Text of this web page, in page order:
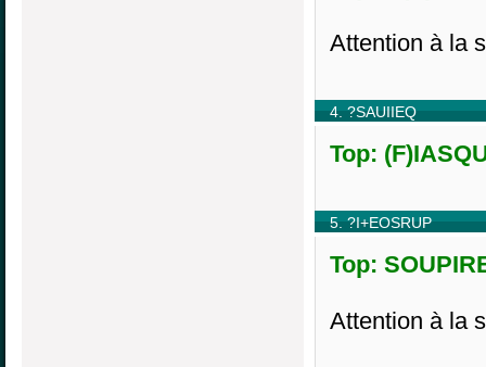
Attention à la
4. ?SAUIIEQ
Top:
5. ?I+EOSRUP
Top:
Attention à la